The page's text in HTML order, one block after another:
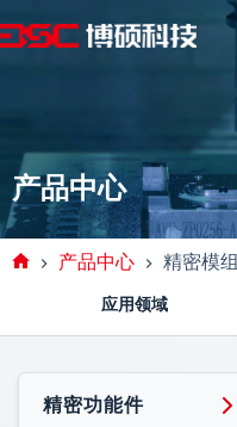
产品中心
应用领域
产品中心 精密模组
精密功能件